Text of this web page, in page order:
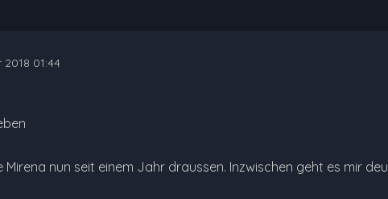
2018 01:44
Mirena nun seit einem Jahr draussen. Inzwischen geht es mir